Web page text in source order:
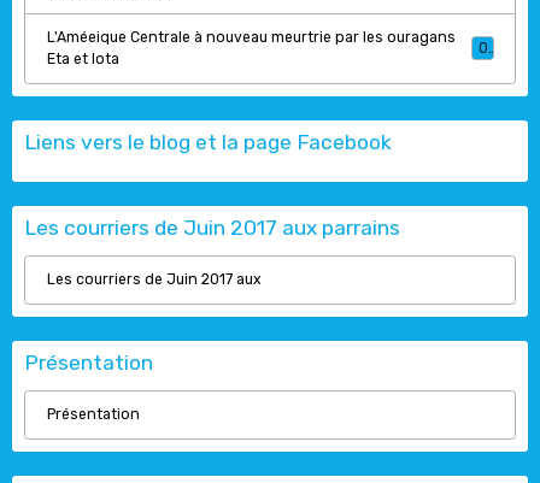
L'Améeique Centrale à nouveau meurtrie par les ouragans
Eta et Iota
0
Liens vers le blog et la page Facebook
Les courriers de Juin 2017 aux parrains
Les courriers de Juin 2017 aux
Présentation
Présentation